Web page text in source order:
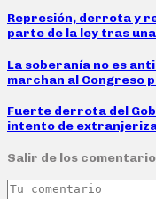
Represión, derrota y
parte de la ley tras
La soberanía no es
marchan al Congreso
Fuerte derrota del
intento de
Salir de los